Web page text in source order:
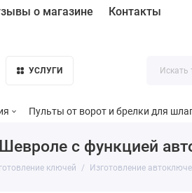
о магазине
Контакты
УСЛУГИ
Пульты от ворот и брелки для
с функцией
ключей Изготовление